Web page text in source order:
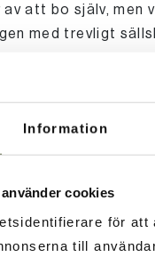
Information
cookies
för att
till
att bo själv, men
med trevligt
table
unika inslagen i
vid ett
du chansen att
med